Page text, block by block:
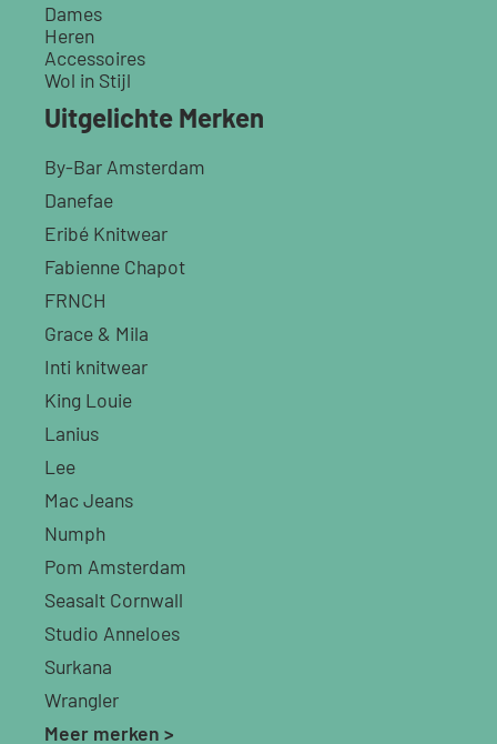
Dames
Heren
Accessoires
Wol in Stijl
Uitgelichte Merken
By-Bar Amsterdam
Danefae
Eribé Knitwear
Fabienne Chapot
FRNCH
Grace & Mila
Inti knitwear
King Louie
Lanius
Lee
Mac Jeans
Numph
Pom Amsterdam
Seasalt Cornwall
Studio Anneloes
Surkana
Wrangler
Meer merken >